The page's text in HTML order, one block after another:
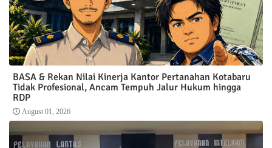
BASA & Rekan Nilai Kinerja Kantor Pertanahan Kotabaru
Tidak Profesional, Ancam Tempuh Jalur Hukum hingga
RDP
August 01, 2026